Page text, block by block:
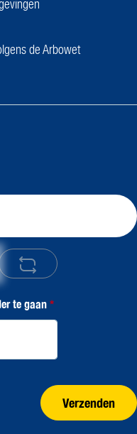
de Arbowet
te gaan*
Verzenden